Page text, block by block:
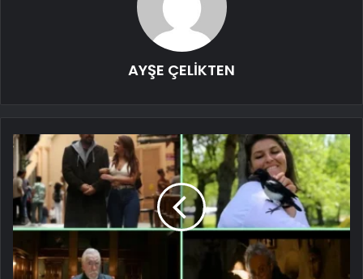
AYŞE ÇELİKTEN